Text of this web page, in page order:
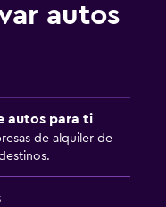
autos
autos para ti
de alquiler de